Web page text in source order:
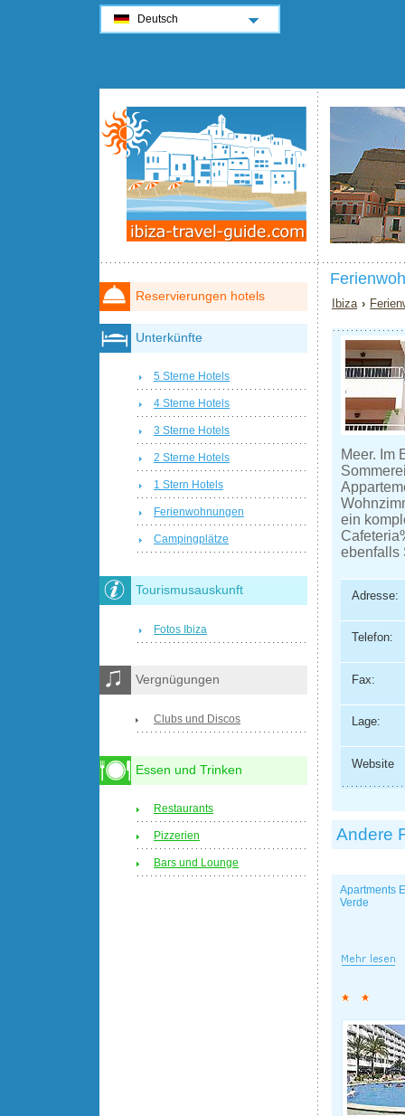
Ibiza ›
Meer. Im
ein
ebenfalls
Adresse:
Telefon:
Fax:
Lage:
Website
Andere
Apartments
Verde
Reservierungen hotels
Unterkünfte
5 Sterne Hotels
4 Sterne Hotels
3 Sterne Hotels
2 Sterne Hotels
1 Stern Hotels
Ferienwohnungen
Campingplätze
Tourismusauskunft
Fotos Ibiza
Vergnügungen
Clubs und Discos
Essen und Trinken
Restaurants
Pizzerien
Bars und Lounge
Deutsch